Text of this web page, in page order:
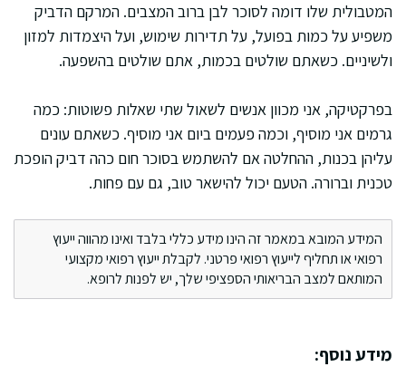
המטבולית שלו דומה לסוכר לבן ברוב המצבים. המרקם הדביק
משפיע על כמות בפועל, על תדירות שימוש, ועל היצמדות למזון
ולשיניים. כשאתם שולטים בכמות, אתם שולטים בהשפעה.
בפרקטיקה, אני מכוון אנשים לשאול שתי שאלות פשוטות: כמה
גרמים אני מוסיף, וכמה פעמים ביום אני מוסיף. כשאתם עונים
עליהן בכנות, ההחלטה אם להשתמש בסוכר חום כהה דביק הופכת
טכנית וברורה. הטעם יכול להישאר טוב, גם עם פחות.
המידע המובא במאמר זה הינו מידע כללי בלבד ואינו מהווה ייעוץ
רפואי או תחליף לייעוץ רפואי פרטני. לקבלת ייעוץ רפואי מקצועי
המותאם למצב הבריאותי הספציפי שלך, יש לפנות לרופא.
מידע נוסף: